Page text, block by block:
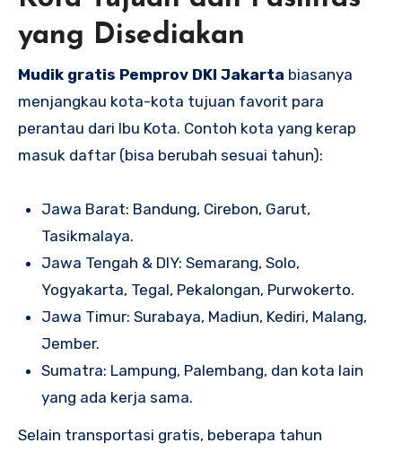
yang Disediakan
Mudik gratis Pemprov DKI Jakarta biasanya
menjangkau kota-kota tujuan favorit para
perantau dari Ibu Kota. Contoh kota yang kerap
masuk daftar (bisa berubah sesuai tahun):
Jawa Barat: Bandung, Cirebon, Garut,
Tasikmalaya.
Jawa Tengah & DIY: Semarang, Solo,
Yogyakarta, Tegal, Pekalongan, Purwokerto.
Jawa Timur: Surabaya, Madiun, Kediri, Malang,
Jember.
Sumatra: Lampung, Palembang, dan kota lain
yang ada kerja sama.
Selain transportasi gratis, beberapa tahun